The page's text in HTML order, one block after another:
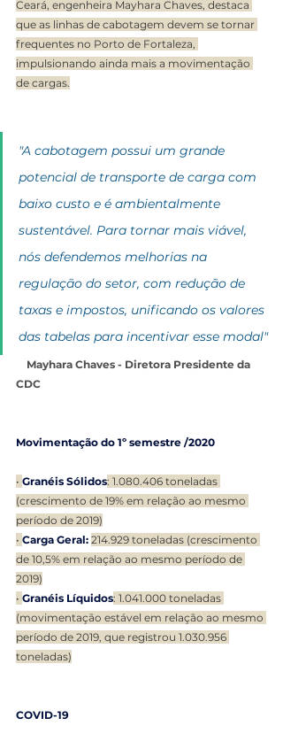
Ceará, engenheira Mayhara Chaves, destaca
que as linhas de cabotagem devem se tornar
frequentes no Porto de Fortaleza,
impulsionando ainda mais a movimentação
de cargas.
"A cabotagem possui um grande
potencial de transporte de carga com
baixo custo e é ambientalmente
sustentável. Para tornar mais viável,
nós defendemos melhorias na
regulação do setor, com redução de
taxas e impostos, unificando os valores
das tabelas para incentivar esse modal"
CDC
Movimentação do 1º semestre /2020
• Granéis Sólidos: 1.080.406 toneladas
(crescimento de 19% em relação ao mesmo
período de 2019)
• Carga Geral: 214.929 toneladas (crescimento
de 10,5% em relação ao mesmo período de
2019)
• Granéis Líquidos: 1.041.000 toneladas
(movimentação estável em relação ao mesmo
período de 2019, que registrou 1.030.956
toneladas)
COVID-19